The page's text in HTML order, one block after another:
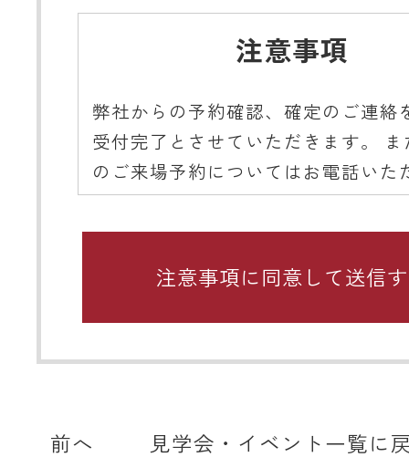
注意事項
弊社からの予約確認、確定のご連絡
受付完了とさせていただきます。
のご来場予約についてはお電話いた
ようご協力をお願いいたします。
関するお願い
携帯メールのドメイン指定受信や、
home.com】もしくは【@sadh.jp】
前へ 見学会・イベント一覧に